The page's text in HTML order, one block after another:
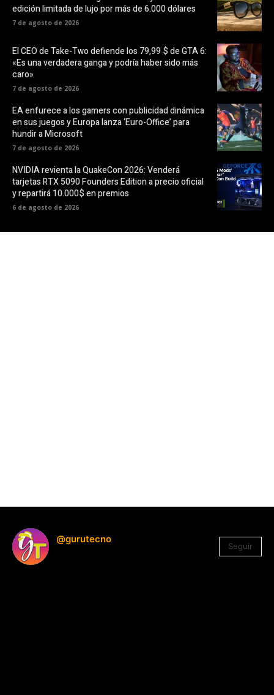
edición limitada de lujo por más de 6.000 dólares
7 de agosto de 2026
El CEO de Take-Two defiende los 79,99 $ de GTA 6:
«Es una verdadera ganga y podría haber sido más
caro»
7 de agosto de 2026
EA enfurece a los gamers con publicidad dinámica
en sus juegos y Europa lanza ‘Euro-Office’ para
hundir a Microsoft
7 de agosto de 2026
NVIDIA revienta la QuakeCon 2026: Venderá
tarjetas RTX 5090 Founders Edition a precio oficial
y repartirá 10.000$ en premios
6 de agosto de 2026
@gurutecno
Seguir